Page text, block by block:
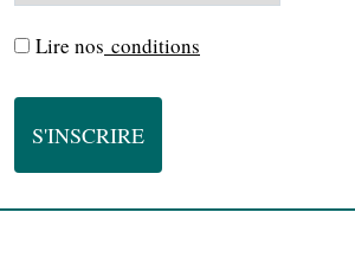
Lire nos conditions